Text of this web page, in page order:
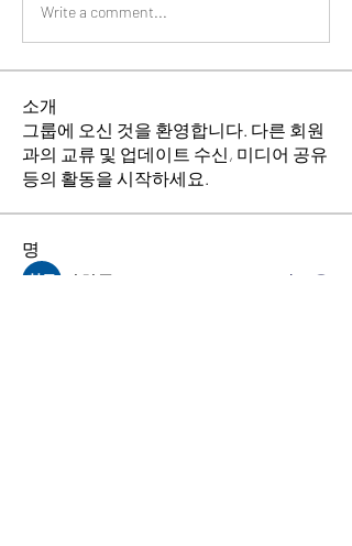
Write a comment...
소개
그룹에 오신 것을 환영합니다. 다른 회원
과의 교류 및 업데이트 수신, 미디어 공유
등의 활동을 시작하세요.
명
김희두
팔로우